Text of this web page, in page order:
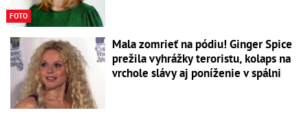
FOTO
Mala zomrieť na pódiu! Ginger Spice
prežila vyhrážky teroristu, kolaps na
vrchole slávy aj poníženie v spálni